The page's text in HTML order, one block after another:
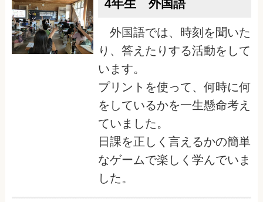
4年生 外国語
外国語では、時刻を聞いた
り、答えたりする活動をして
います。
プリントを使って、何時に何
をしているかを一生懸命考え
ていました。
日課を正しく言えるかの簡単
なゲームで楽しく学んでいま
した。